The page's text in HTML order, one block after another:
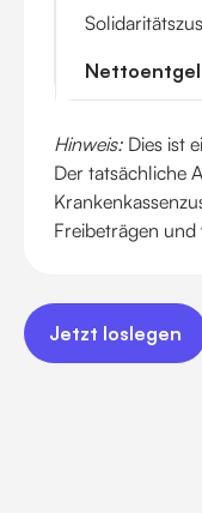
Hinweis: Dies ist
Der tatsächliche
Freibeträgen und
Jetzt loslegen
Jetzt loslegen